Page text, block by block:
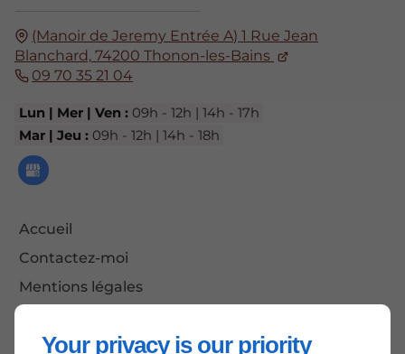
Your privacy is our priority
(Manoir de Jeremy Entrée A) 1 Rue Jean
Blanchard, 74200 Thonon-les-Bains
09 70 35 21 04
Lun | Mer | Ven :09h - 12h | 14h - 17h
Mar | Jeu :09h - 12h | 14h - 18h
Accueil
Contactez-moi
Mentions légales